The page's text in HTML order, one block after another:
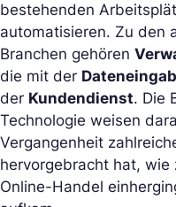
bestehenden
automatisieren. Zu den
Branchen gehören
die mit der
der Kundendienst. Die
Technologie weisen
Vergangenheit
hervorgebracht hat, wie
Online-Handel